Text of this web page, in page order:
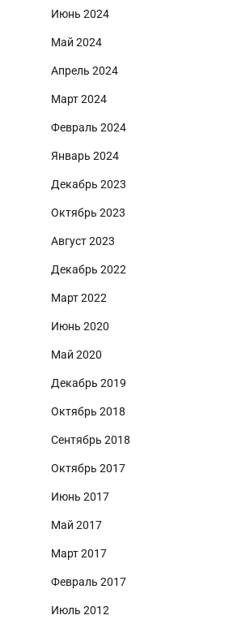
Июнь 2024
Май 2024
Апрель 2024
Март 2024
Февраль 2024
Январь 2024
Декабрь 2023
Октябрь 2023
Август 2023
Декабрь 2022
Март 2022
Июнь 2020
Май 2020
Декабрь 2019
Октябрь 2018
Сентябрь 2018
Октябрь 2017
Июнь 2017
Май 2017
Март 2017
Февраль 2017
Июль 2012